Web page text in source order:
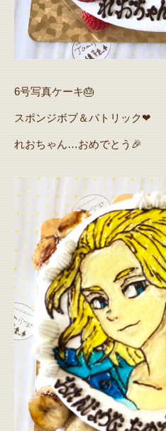
6号写真ケーキ🎂
スポンジボブ＆パトリック❤
れおちゃん…おめでとう🎉